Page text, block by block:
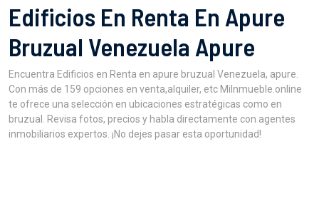
Edificios En Renta En Apure
Bruzual Venezuela Apure
Encuentra Edificios en Renta en apure bruzual Venezuela, apure.
Con más de 159 opciones en venta,alquiler, etc MiInmueble.online
te ofrece una selección en ubicaciones estratégicas como en
bruzual. Revisa fotos, precios y habla directamente con agentes
inmobiliarios expertos. ¡No dejes pasar esta oportunidad!